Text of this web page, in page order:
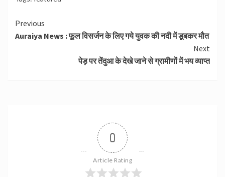
Continue
Reading
Previous
Auraiya News : फूल विसर्जन के लिए गये युवक की नदी में डूबकर मौत
Next
पेड़ पर तेंदुआ के देखे जाने से ग्रामीणों में भय व्याप्त
0
Article Rating